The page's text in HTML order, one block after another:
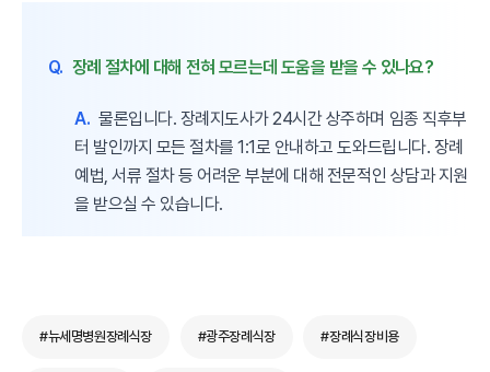
Q. 장례 절차에 대해 전혀 모르는데 도움을 받을 수 있나요?
A. 물론입니다. 장례지도사가 24시간 상주하며 임종 직후부
터 발인까지 모든 절차를 1:1로 안내하고 도와드립니다. 장례
예법, 서류 절차 등 어려운 부분에 대해 전문적인 상담과 지원
을 받으실 수 있습니다.
#뉴세명병원장례식장 #광주장례식장 #장례식장비용